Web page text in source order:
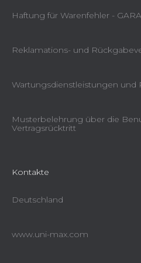
Haftung für Warenfehler -
Reklamations- und
Wartungsdienstleistungen und
Musterbelehrung über die
Vertragsrücktritt
Kontakte
Deutschland
www.uni-max.com